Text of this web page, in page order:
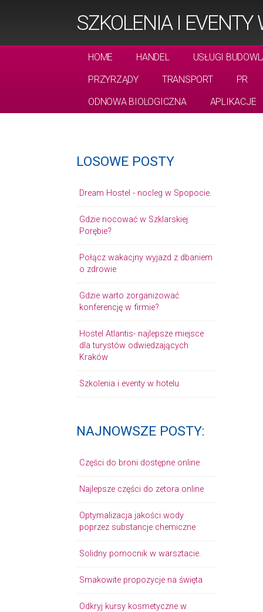
SZKOLENIA I EVENTY
HOME HANDEL
USŁUGI
PRZYRZĄDY
TRANSPORT
PR
ODNOWA BIOLOGICZNA
APLIKACJE
LOSOWE POSTY
Dream Hostel - nocleg w Spopocie.
Gdzie nocować w Szklarskiej
Porębie?
Połącz wakacjny wyjazd z dbaniem
o zdrowie
Gdzie warto zorganizować
konferencję w firmie?
Hostel Atlantis- najlepsze miejsce
dla turystów odwiedzających
Kraków
Szkolenia i eventy w hotelu
NAJNOWSZE POSTY:
Części do broni dostępne online
Najlepsze części do zetora online
Optymalizacja jakości wody
poprzez substancje chemiczne
Solidny pomocnik w warsztacie.
Smakowite propozycje na święta
Odkryj kursy kosmetyczne w